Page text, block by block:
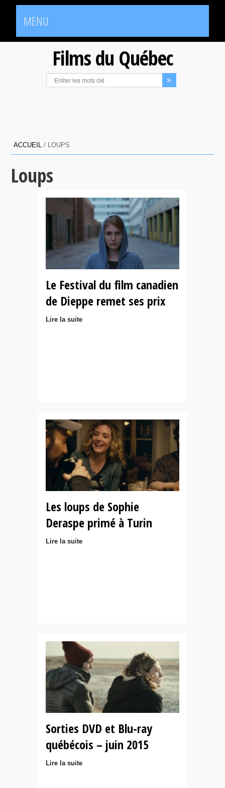
MENU
Films du Québec
ACCUEIL / LOUPS
Loups
Le Festival du film canadien
de Dieppe remet ses prix
Lire la suite
Les loups de Sophie
Deraspe primé à Turin
Lire la suite
Sorties DVD et Blu-ray
québécois – juin 2015
Lire la suite